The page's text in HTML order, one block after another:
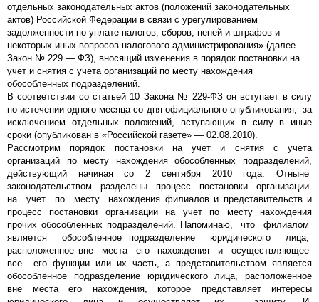
отдельных законодательных актов (положений законодательных
актов) Российской Федерации в связи с урегулированием
задолженности по уплате налогов, сборов, пеней и штрафов и
некоторых иных вопросов налогового администрирования» (далее —
Закон № 229 — ФЗ), вносящий изменения в порядок постановки на
учет и снятия с учета организаций по месту нахождения
обособленных подразделений.
В соответствии со статьей 10 Закона № 229-ФЗ он вступает в силу
по истечении одного месяца со дня официального опубликования, за
исключением отдельных положений, вступающих в силу в иные
сроки (опубликован в «Российской газете» — 02.08.2010).
Рассмотрим порядок постановки на учет и снятия с учета
организаций по месту нахождения обособленных подразделений,
действующий начиная со 2 сентября 2010 года. Отныне
законодательством разделены процесс постановки организации
на учет по месту нахождения филиалов и представительств и
процесс постановки организации на учет по месту нахождения
прочих обособленных подразделений. Напоминаю, что филиалом
является обособленное подразделение юридического лица,
расположенное вне места его нахождения и осуществляющее
все его функции или их часть, а представительством является
обособленное подразделение юридического лица, расположенное
вне места его нахождения, которое представляет интересы